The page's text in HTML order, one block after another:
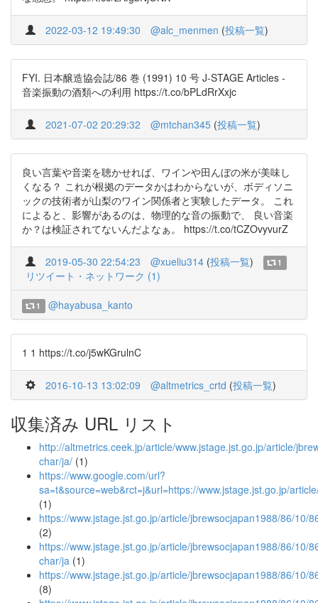
2022-03-12 19:49:30 @alc_menmen (投稿一覧)
FYI. 日本醸造協会誌/86 巻 (1991) 10 号 J-STAGE Articles -
音楽振動の酒類への利用 https://t.co/bPLdRrXxjc
2021-07-02 20:29:32 @mtchan345 (投稿一覧)
良い言葉や音楽を聴かせれば、ワインや田んぼの米が美味し
くなる？ これが根拠のデータかはわからないが、ボディソニ
ックの技術者が山梨のワイン関係者と実験したデータ。 これ
によると、影響があるのは、物理的な音の振動で、 良い音楽
か？は検証されてないんだよなぁ。 https://t.co/tCZOvyvurZ
2019-05-30 22:54:23 @xueliu314 (投稿一覧) 1
リツイート・ネットワーク (1)
1 @hayabusa_kanto
1 1 https://t.co/j5wKGrulnC
2016-10-13 13:02:09 @altmetrics_crtd (投稿一覧)
収集済み URL リスト
http://altmetrics.ceek.jp/article/www.jstage.jst.go.jp/article/
char/ja/ (1)
https://www.google.com/url?
sa=t&source=web&rct=j&url=https://www.jstage.jst.go.jp/
(1)
https://www.jstage.jst.go.jp/article/jbrewsocjapan1988/86/10/
(2)
https://www.jstage.jst.go.jp/article/jbrewsocjapan1988/86/10/
char/ja (1)
https://www.jstage.jst.go.jp/article/jbrewsocjapan1988/86/10/
(8)